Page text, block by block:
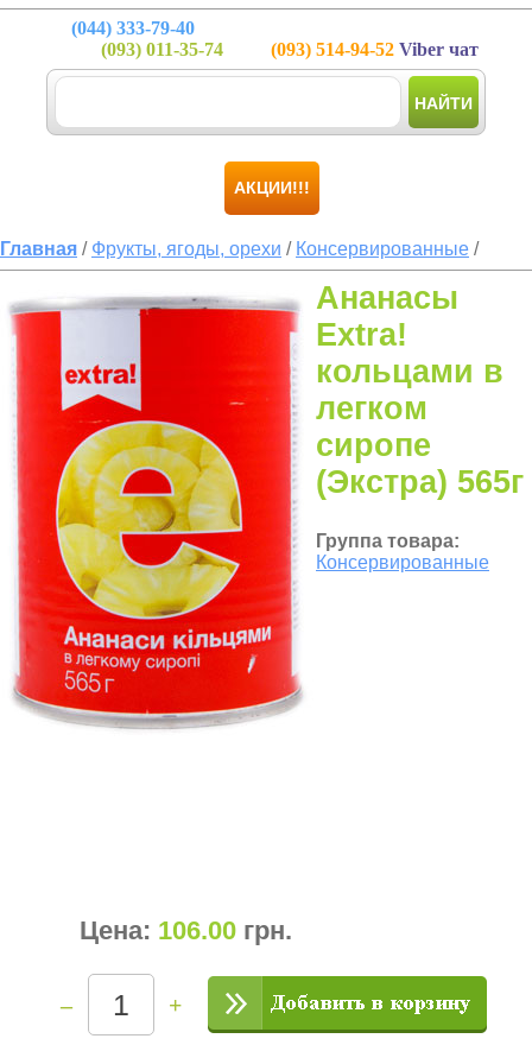
(044) 333-79-40
(093) 011-35-74 (093) 514-94-52 Viber чат
НАЙТИ
АКЦИИ!!!
Главная / Фрукты, ягоды, орехи / Консервированные /
Ананасы
Extra!
кольцами в
легком
сиропе
(Экстра) 565г
Группа товара:
Консервированные
Цена: 106.00 грн.
– +